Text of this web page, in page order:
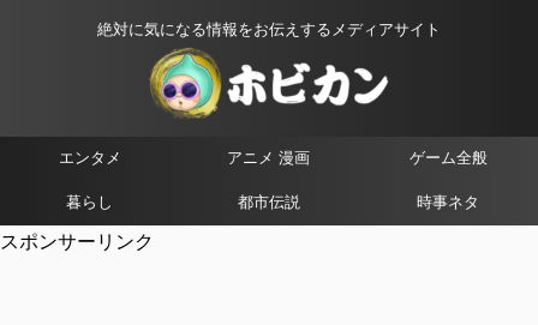
絶対に気になる情報をお伝えするメディアサイト
エンタメ アニメ 漫画 ゲーム全般
暮らし 都市伝説 時事ネタ
スポンサーリンク